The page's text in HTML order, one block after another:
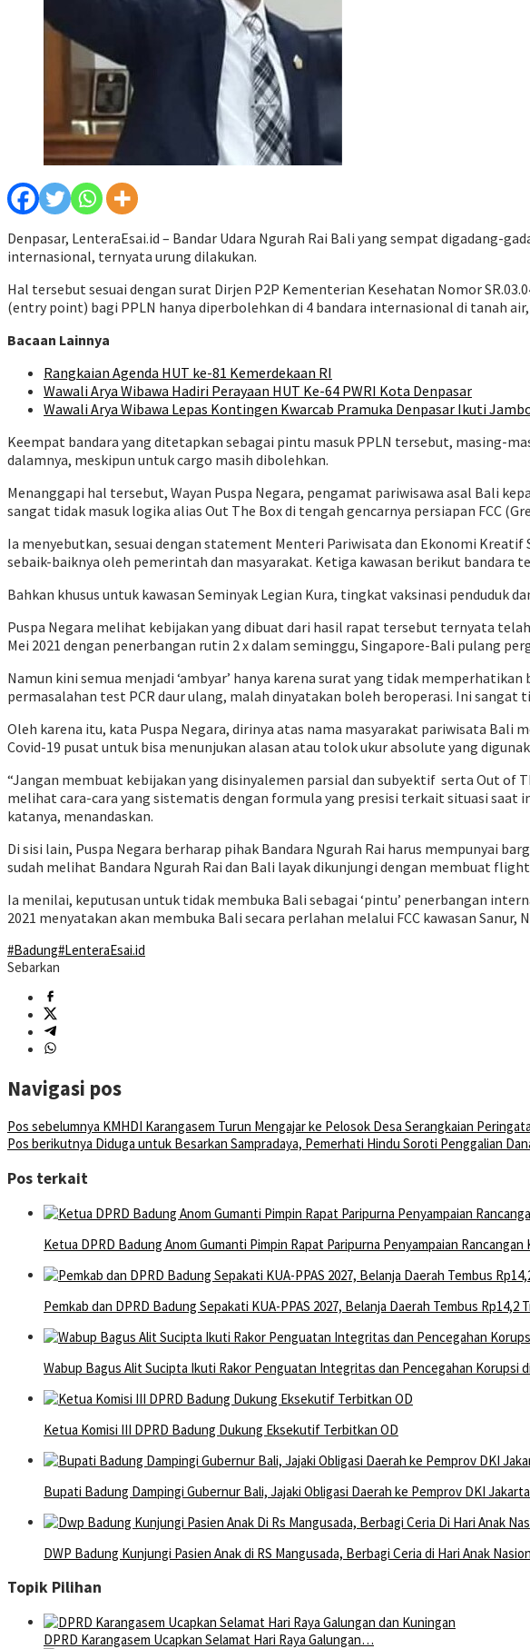
Denpasar, LenteraEsai.id – Bandar Udara Ngurah Rai Bali yang sempat digadang-
internasional, ternyata urung dilakukan.
Hal tersebut sesuai dengan surat Dirjen P2P Kementerian Kesehatan Nomor
(entry point) bagi PPLN hanya diperbolehkan di 4 bandara internasional di tanah
Bacaan Lainnya
Rangkaian Agenda HUT ke-81 Kemerdekaan RI
Wawali Arya Wibawa Hadiri Perayaan HUT Ke-64 PWRI Kota Denpasar
Wawali Arya Wibawa Lepas Kontingen Kwarcab Pramuka Denpasar Ikuti
Keempat bandara yang ditetapkan sebagai pintu masuk PPLN tersebut, masing-
dalamnya, meskipun untuk cargo masih dibolehkan.
Menanggapi hal tersebut, Wayan Puspa Negara, pengamat pariwisawa asal Bali
sangat tidak masuk logika alias Out The Box di tengah gencarnya persiapan FCC
Ia menyebutkan, sesuai dengan statement Menteri Pariwisata dan Ekonomi Kreatif
sebaik-baiknya oleh pemerintah dan masyarakat. Ketiga kawasan berikut bandara
Bahkan khusus untuk kawasan Seminyak Legian Kura, tingkat vaksinasi penduduk
Puspa Negara melihat kebijakan yang dibuat dari hasil rapat tersebut ternyata
Mei 2021 dengan penerbangan rutin 2 x dalam seminggu, Singapore-Bali pulang
Namun kini semua menjadi ‘ambyar’ hanya karena surat yang tidak
permasalahan test PCR daur ulang, malah dinyatakan boleh beroperasi. Ini sangat
Oleh karena itu, kata Puspa Negara, dirinya atas nama masyarakat pariwisata Bali
Covid-19 pusat untuk bisa menunjukan alasan atau tolok ukur absolute yang
“Jangan membuat kebijakan yang disinyalemen parsial dan subyektif serta Out
melihat cara-cara yang sistematis dengan formula yang presisi terkait situasi saat
katanya, menandaskan.
Di sisi lain, Puspa Negara berharap pihak Bandara Ngurah Rai harus mempunyai
sudah melihat Bandara Ngurah Rai dan Bali layak dikunjungi dengan membuat
Ia menilai, keputusan untuk tidak membuka Bali sebagai ‘pintu’ penerbangan
2021 menyatakan akan membuka Bali secara perlahan melalui FCC kawasan
#Badung#LenteraEsai.id
Sebarkan
Navigasi pos
Pos sebelumnya KMHDI Karangasem Turun Mengajar ke Pelosok Desa Serangkaian
Pos berikutnya Diduga untuk Besarkan Sampradaya, Pemerhati Hindu Soroti Penggalian
Pos terkait
Ketua DPRD Badung Anom Gumanti Pimpin Rapat Paripurna Penyampaian Rancangan
Pemkab dan DPRD Badung Sepakati KUA-PPAS 2027, Belanja Daerah Tembus Rp14,2
Wabup Bagus Alit Sucipta Ikuti Rakor Penguatan Integritas dan Pencegahan Korupsi
Ketua Komisi III DPRD Badung Dukung Eksekutif Terbitkan OD
Bupati Badung Dampingi Gubernur Bali, Jajaki Obligasi Daerah ke Pemprov DKI Jakarta
DWP Badung Kunjungi Pasien Anak di RS Mangusada, Berbagi Ceria di Hari Anak
Topik Pilihan
DPRD Karangasem Ucapkan Selamat Hari Raya Galungan…